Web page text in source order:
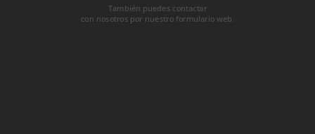
También puedes contactar
con nosotros por nuestro formulario web.